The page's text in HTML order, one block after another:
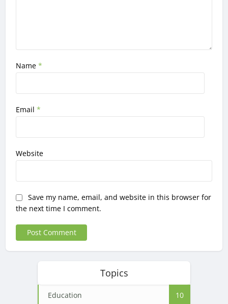
Name*
Email*
Website
Save my name, email, and website in this browser for
the next time I comment.
Topics
Education 10